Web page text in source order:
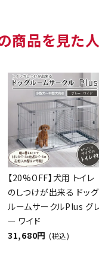
商品を見た人
【20%OFF】犬用 トイレ
のしつけが出来る ドッグ
ルームサークルPlus グ
ー ワイド
31,680円 (税込)